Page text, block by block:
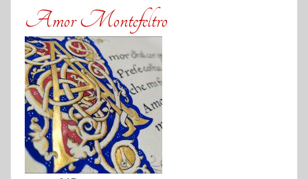
Amor Montefeltro